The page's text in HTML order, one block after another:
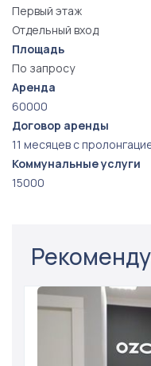
Первый этаж
Отдельный вход
Площадь
По запросу
Аренда
60000
Договор аренды
11 месяцев с
Коммунальные услуги
15000